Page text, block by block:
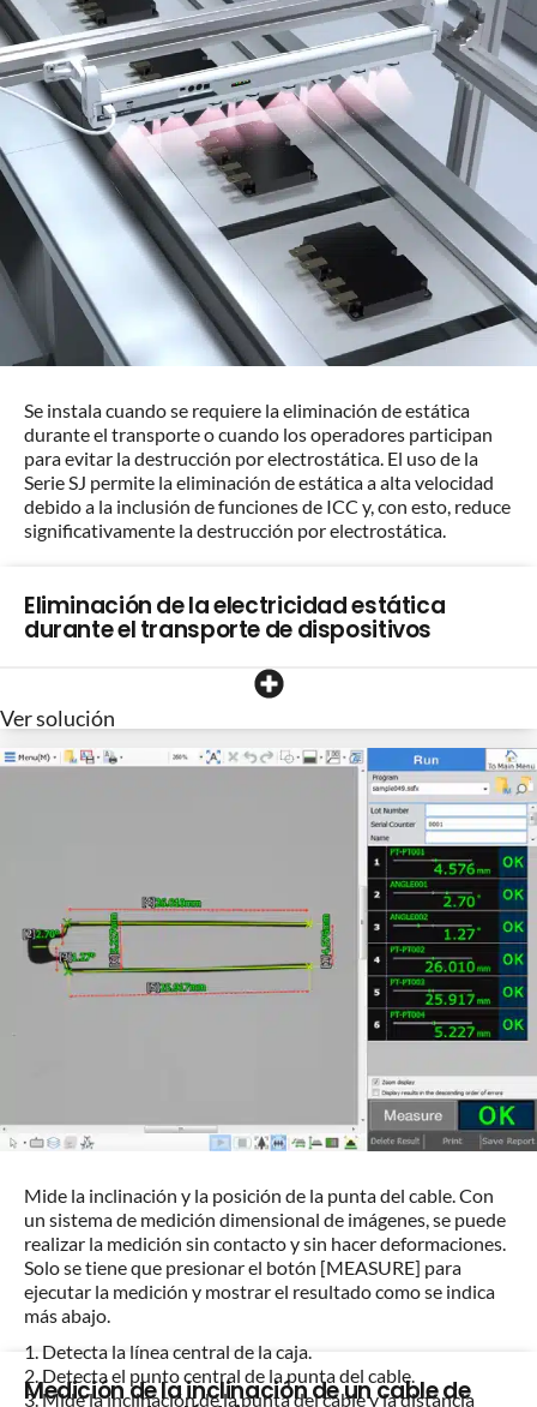
Se instala cuando se requiere la eliminación de estática
durante el transporte o cuando los operadores participan
para evitar la destrucción por electrostática. El uso de la
Serie SJ permite la eliminación de estática a alta velocidad
debido a la inclusión de funciones de ICC y, con esto, reduce
significativamente la destrucción por electrostática.
Eliminación de la electricidad estática
durante el transporte de dispositivos
Ver solución
Mide la inclinación y la posición de la punta del cable. Con
un sistema de medición dimensional de imágenes, se puede
realizar la medición sin contacto y sin hacer deformaciones.
Solo se tiene que presionar el botón [MEASURE] para
ejecutar la medición y mostrar el resultado como se indica
más abajo.
1. Detecta la línea central de la caja.
2. Detecta el punto central de la punta del cable.
3. Mide la inclinación de la punta del cable y la distancia
Medición de la inclinación de un cable de